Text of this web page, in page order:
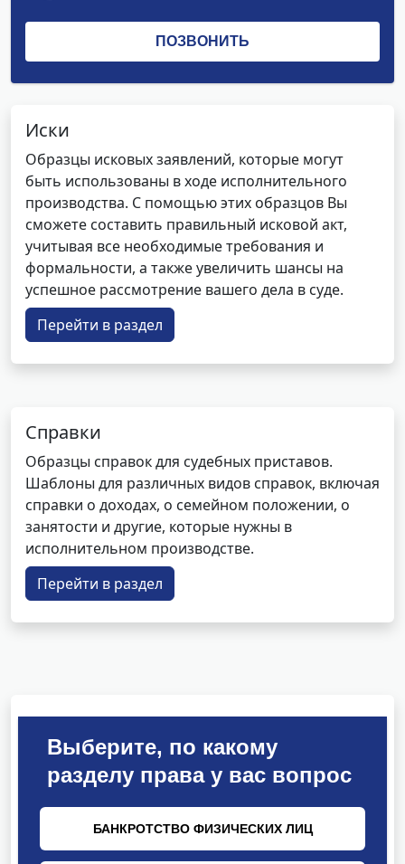
Иски
Образцы исковых заявлений, которые могут
быть использованы в ходе исполнительного
производства. С помощью этих образцов Вы
сможете составить правильный исковой акт,
учитывая все необходимые требования и
формальности, а также увеличить шансы на
успешное рассмотрение вашего дела в суде.
Перейти в раздел
Справки
Образцы справок для судебных приставов.
Шаблоны для различных видов справок, включая
справки о доходах, о семейном положении, о
занятости и другие, которые нужны в
исполнительном производстве.
Перейти в раздел